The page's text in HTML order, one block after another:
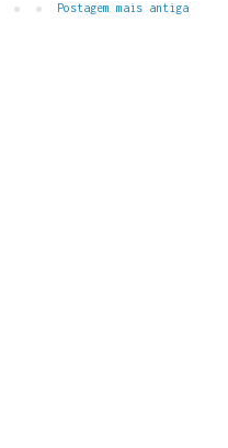
Postagem mais antiga